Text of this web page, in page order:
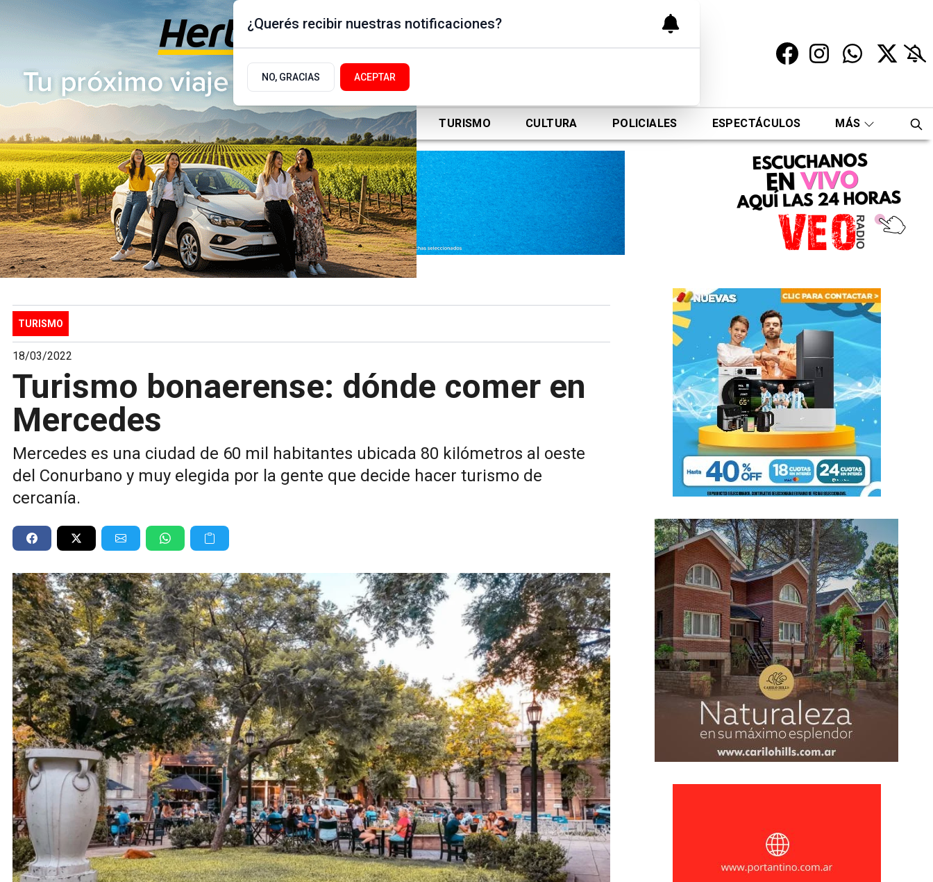
Jueves 6 de Agosto
de 2026
17.9ºc | Buenos Aires, AR
ACTUALIDAD POLÍTICA DEPORTES TURISMO CULTURA POLICIALES ESPECTÁCULOS MÁS
TURISMO
18/03/2022
Turismo bonaerense: dónde comer en
Mercedes
Mercedes es una ciudad de 60 mil habitantes ubicada 80 kilómetros al oeste
del Conurbano y muy elegida por la gente que decide hacer turismo de
cercanía.
¿Querés recibir nuestras notificaciones?
NO, GRACIAS ACEPTAR